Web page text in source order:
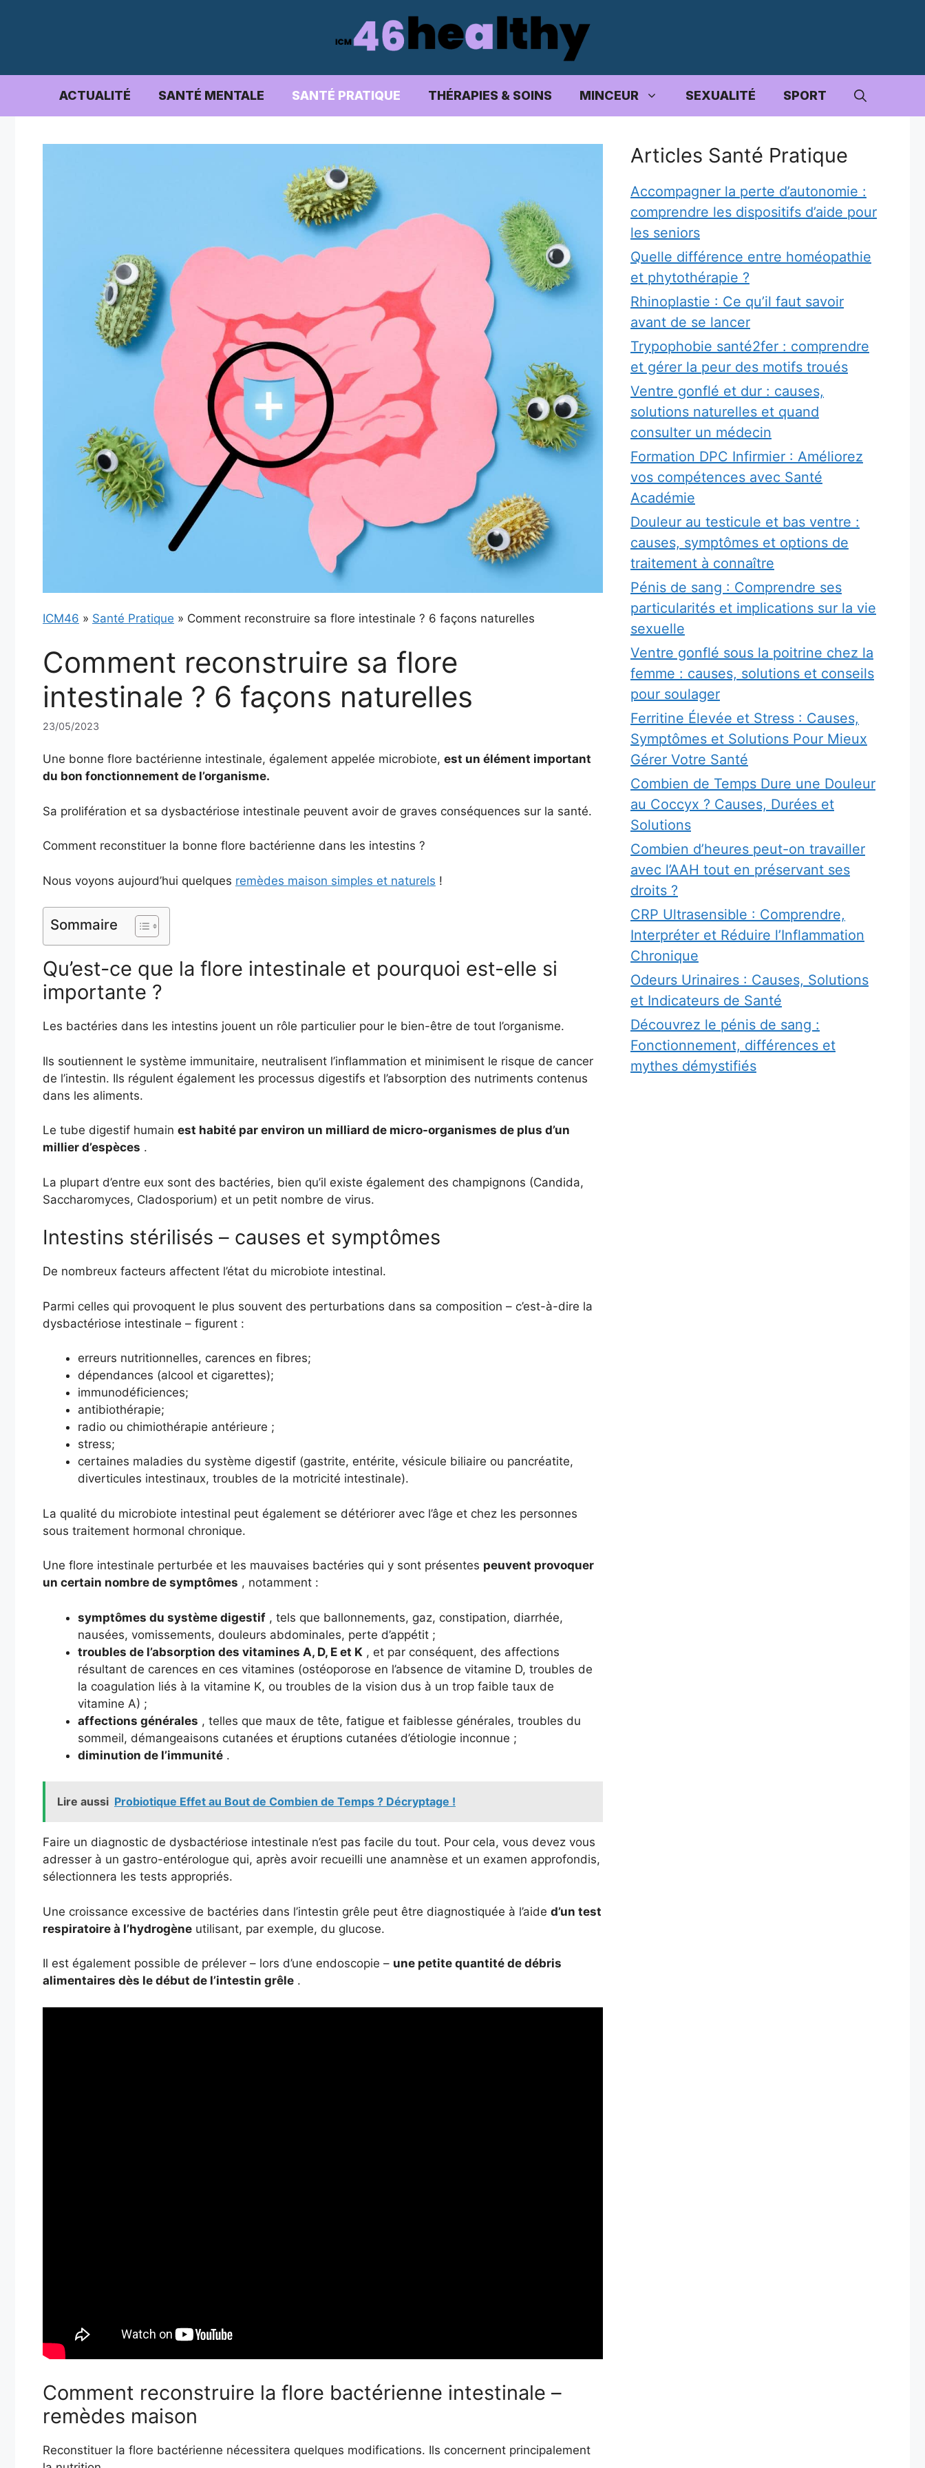
ACTUALITÉ SANTÉ MENTALE SANTÉ PRATIQUE THÉRAPIES & SOINS MINCEUR SEXUALITÉ SPORT
ICM46 » Santé Pratique » Comment reconstruire sa flore intestinale ? 6 façons naturelles
Comment reconstruire sa flore
intestinale ? 6 façons naturelles
23/05/2023
Une bonne flore bactérienne intestinale, également appelée microbiote, est un élément important
du bon fonctionnement de l’organisme.
Sa prolifération et sa dysbactériose intestinale peuvent avoir de graves conséquences sur la santé.
Comment reconstituer la bonne flore bactérienne dans les intestins ?
Nous voyons aujourd’hui quelques remèdes maison simples et naturels !
Sommaire
Qu’est-ce que la flore intestinale et pourquoi est-elle si
importante ?
Les bactéries dans les intestins jouent un rôle particulier pour le bien-être de tout l’organisme.
Ils soutiennent le système immunitaire, neutralisent l’inflammation et minimisent le risque de cancer
de l’intestin. Ils régulent également les processus digestifs et l’absorption des nutriments contenus
dans les aliments.
Le tube digestif humain est habité par environ un milliard de micro-organismes de plus d’un
millier d’espèces .
La plupart d’entre eux sont des bactéries, bien qu’il existe également des champignons (Candida,
Saccharomyces, Cladosporium) et un petit nombre de virus.
Intestins stérilisés – causes et symptômes
De nombreux facteurs affectent l’état du microbiote intestinal.
Parmi celles qui provoquent le plus souvent des perturbations dans sa composition – c’est-à-dire la
dysbactériose intestinale – figurent :
erreurs nutritionnelles, carences en fibres;
dépendances (alcool et cigarettes);
immunodéficiences;
antibiothérapie;
radio ou chimiothérapie antérieure ;
stress;
certaines maladies du système digestif (gastrite, entérite, vésicule biliaire ou pancréatite,
diverticules intestinaux, troubles de la motricité intestinale).
La qualité du microbiote intestinal peut également se détériorer avec l’âge et chez les personnes
sous traitement hormonal chronique.
Une flore intestinale perturbée et les mauvaises bactéries qui y sont présentes peuvent provoquer
un certain nombre de symptômes , notamment :
symptômes du système digestif , tels que ballonnements, gaz, constipation, diarrhée,
nausées, vomissements, douleurs abdominales, perte d’appétit ;
troubles de l’absorption des vitamines A, D, E et K , et par conséquent, des affections
résultant de carences en ces vitamines (ostéoporose en l’absence de vitamine D, troubles de
la coagulation liés à la vitamine K, ou troubles de la vision dus à un trop faible taux de
vitamine A) ;
affections générales , telles que maux de tête, fatigue et faiblesse générales, troubles du
sommeil, démangeaisons cutanées et éruptions cutanées d’étiologie inconnue ;
diminution de l’immunité .
Lire aussi Probiotique Effet au Bout de Combien de Temps ? Décryptage !
Faire un diagnostic de dysbactériose intestinale n’est pas facile du tout. Pour cela, vous devez vous
adresser à un gastro-entérologue qui, après avoir recueilli une anamnèse et un examen approfondis,
sélectionnera les tests appropriés.
Une croissance excessive de bactéries dans l’intestin grêle peut être diagnostiquée à l’aide d’un test
respiratoire à l’hydrogène utilisant, par exemple, du glucose.
Il est également possible de prélever – lors d’une endoscopie – une petite quantité de débris
alimentaires dès le début de l’intestin grêle .
Comment reconstruire la flore bactérienne intestinale –
remèdes maison
Reconstituer la flore bactérienne nécessitera quelques modifications. Ils concernent principalement
Articles Santé Pratique
Accompagner la perte d’autonomie :
comprendre les dispositifs d’aide pour
les seniors
Quelle différence entre homéopathie
et phytothérapie ?
Rhinoplastie : Ce qu’il faut savoir
avant de se lancer
Trypophobie santé2fer : comprendre
et gérer la peur des motifs troués
Ventre gonflé et dur : causes,
solutions naturelles et quand
consulter un médecin
Formation DPC Infirmier : Améliorez
vos compétences avec Santé
Académie
Douleur au testicule et bas ventre :
causes, symptômes et options de
traitement à connaître
Pénis de sang : Comprendre ses
particularités et implications sur la vie
sexuelle
Ventre gonflé sous la poitrine chez la
femme : causes, solutions et conseils
pour soulager
Ferritine Élevée et Stress : Causes,
Symptômes et Solutions Pour Mieux
Gérer Votre Santé
Combien de Temps Dure une Douleur
au Coccyx ? Causes, Durées et
Solutions
Combien d’heures peut-on travailler
avec l’AAH tout en préservant ses
droits ?
CRP Ultrasensible : Comprendre,
Interpréter et Réduire l’Inflammation
Chronique
Odeurs Urinaires : Causes, Solutions
et Indicateurs de Santé
Découvrez le pénis de sang :
Fonctionnement, différences et
mythes démystifiés